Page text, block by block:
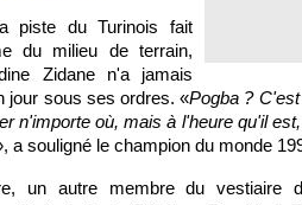
piste du Turinois fait
du milieu de terrain,
Zidane n'a jamais
jour sous ses ordres. «Pogba ?
n'importe où, mais à l'heure qu'il
a souligné le champion du monde
un autre membre du vestiaire